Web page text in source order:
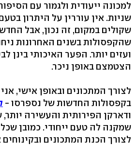
שניות. אין עוררין על היתרון
שקולים במקום, זה נכון, אבל
שהקפסולות בשנים האחרונות
ועזים יותר. הפער האיכותי בינן
הצטמצם באופן ניכר.
לצורך המתכונים ובאופן אישי,
בקפסולות החדשות של נספרסו -
ודארקן הפירותית והעשירה
שמקנה לה טעם ייחודי. כמובן
לצורך הכנת המתכונים